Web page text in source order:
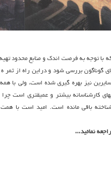
توجه به فرصت اندک و منابع محدود تهیه
گوناگون بررسی شود و دراین راه از ثمر
نیز بهره گیری شده است، ولی با
کارشناسانه بیشتر و عمیقتری است چرا
باقی مانده است. امید است با
نمائید…